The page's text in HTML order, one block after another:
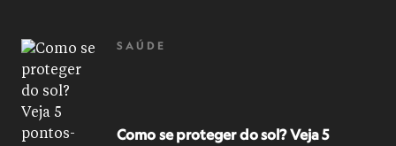
SAÚDE
Como se proteger do sol? Veja 5